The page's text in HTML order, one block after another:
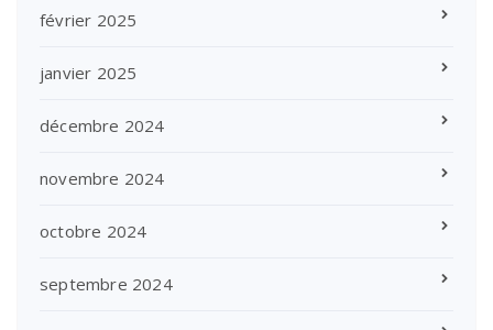
février 2025
janvier 2025
décembre 2024
novembre 2024
octobre 2024
septembre 2024